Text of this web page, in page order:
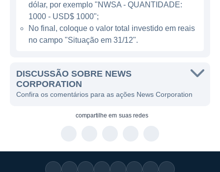
ATUAÇÃO DA NEWS CORPORATION
A atuação da News Corporation é
diversificada e abrange uma ampla gama de
empresa é uma das maiores editoras de
jornais do mundo, possuindo várias
publicações de grande circulação. Além da
conteúdo em múltiplas plataformas. A
diversificação de operações é uma das
dólar, por exemplo "NWSA - QUANTIDADE:
1000 - USD$ 1000";
No final, coloque o valor total investido em reais
no campo "Situação em 31/12".
DISCUSSÃO SOBRE NEWS
CORPORATION
Confira os comentários para as ações News Corporation
compartilhe em suas redes